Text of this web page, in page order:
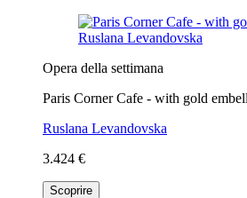
Opera della settimana
Paris Corner Cafe - with gold
Ruslana Levandovska
3.424 €
Scoprire